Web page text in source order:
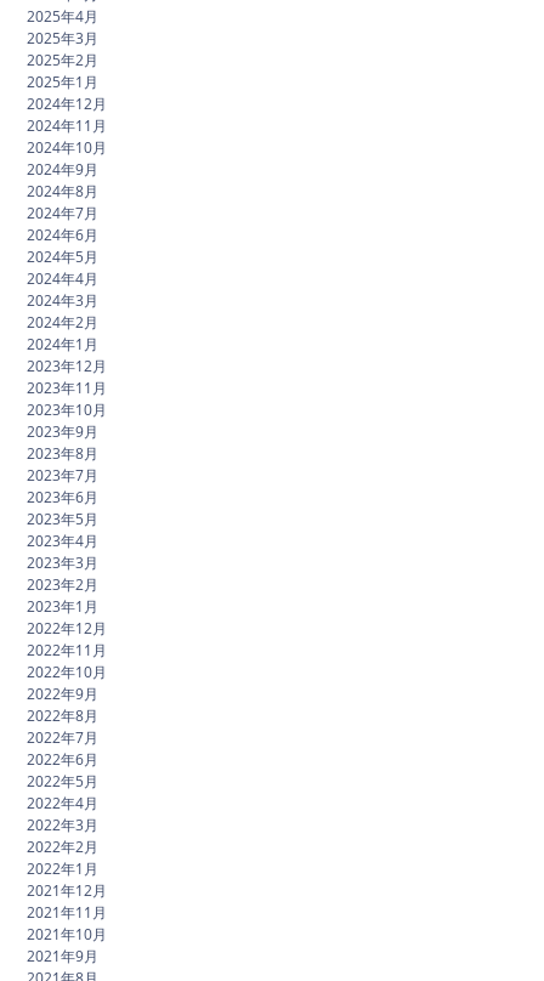
2025年4月
2025年3月
2025年2月
2025年1月
2024年12月
2024年11月
2024年10月
2024年9月
2024年8月
2024年7月
2024年6月
2024年5月
2024年4月
2024年3月
2024年2月
2024年1月
2023年12月
2023年11月
2023年10月
2023年9月
2023年8月
2023年7月
2023年6月
2023年5月
2023年4月
2023年3月
2023年2月
2023年1月
2022年12月
2022年11月
2022年10月
2022年9月
2022年8月
2022年7月
2022年6月
2022年5月
2022年4月
2022年3月
2022年2月
2022年1月
2021年12月
2021年11月
2021年10月
2021年9月